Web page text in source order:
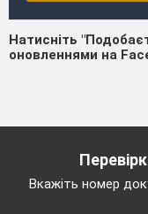
Натисніть
оновленнями на
Вкажіть номер